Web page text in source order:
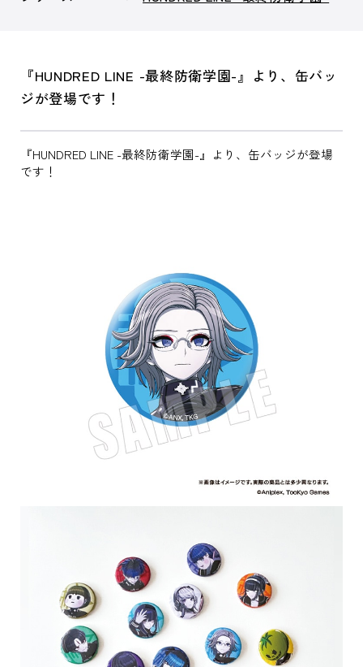
『HUNDRED LINE -最終防衛学園-』より、缶バッ
ジが登場です！
『HUNDRED LINE -最終防衛学園-』より、缶バッジが登場
です！